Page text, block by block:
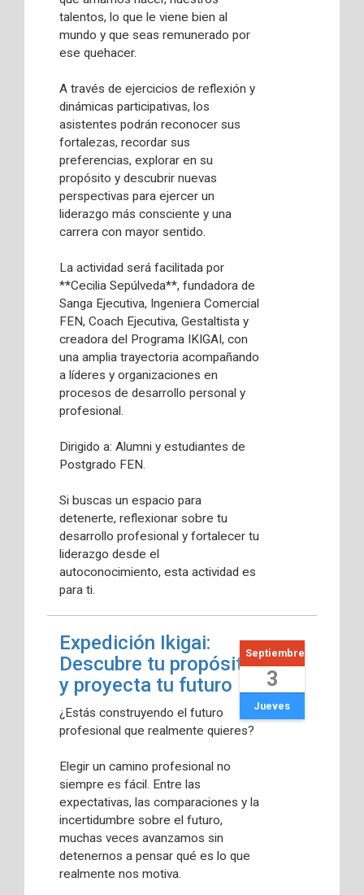
talentos, lo que le viene bien al
mundo y que seas remunerado por
ese quehacer.
A través de ejercicios de reflexión y
dinámicas participativas, los
asistentes podrán reconocer sus
fortalezas, recordar sus
preferencias, explorar en su
propósito y descubrir nuevas
perspectivas para ejercer un
liderazgo más consciente y una
carrera con mayor sentido.
La actividad será facilitada por
**Cecilia Sepúlveda**, fundadora de
Sanga Ejecutiva, Ingeniera Comercial
FEN, Coach Ejecutiva, Gestaltista y
creadora del Programa IKIGAI, con
una amplia trayectoria acompañando
a líderes y organizaciones en
procesos de desarrollo personal y
profesional.
Dirigido a: Alumni y estudiantes de
Postgrado FEN.
Si buscas un espacio para
detenerte, reflexionar sobre tu
desarrollo profesional y fortalecer tu
liderazgo desde el
autoconocimiento, esta actividad es
para ti.
Expedición Ikigai:
Descubre tu propósito
y proyecta tu futuro
¿Estás construyendo el futuro
profesional que realmente quieres?
Elegir un camino profesional no
siempre es fácil. Entre las
expectativas, las comparaciones y la
incertidumbre sobre el futuro,
muchas veces avanzamos sin
detenernos a pensar qué es lo que
realmente nos motiva.
Septiembre
3
Jueves